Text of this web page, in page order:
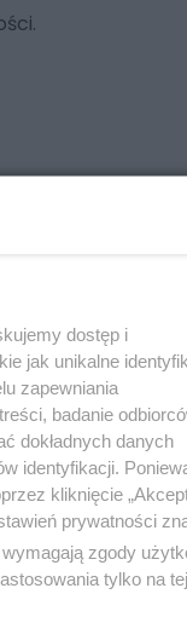
dostęp i
jak unikalne
zapewniania
badanie
dokładnych danych
identyfikacji.
kliknięcie
prywatności
zgody
tylko na tej